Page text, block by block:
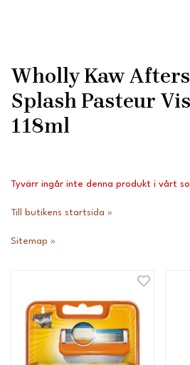
Wholly Kaw
Splash Pasteur
118ml
Tyvärr ingår inte denna produkt i vårt
Till butikens startsida »
Sitemap »